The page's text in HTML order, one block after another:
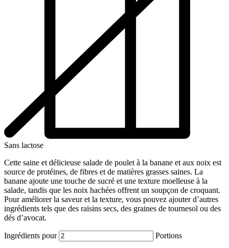
Sans lactose
Cette saine et délicieuse salade de poulet à la banane et aux noix est
source de protéines, de fibres et de matières grasses saines. La
banane ajoute une touche de sucré et une texture moelleuse à la
salade, tandis que les noix hachées offrent un soupçon de croquant.
Pour améliorer la saveur et la texture, vous pouvez ajouter d’autres
ingrédients tels que des raisins secs, des graines de tournesol ou des
dés d’avocat.
Ingrédients pour Portions